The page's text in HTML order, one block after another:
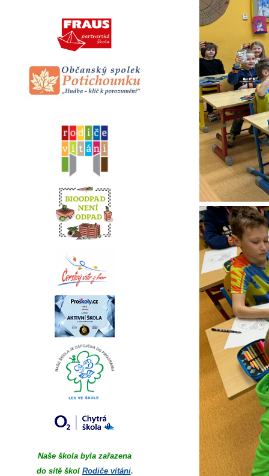
Naše škola byla zařazena
do sítě škol Rodiče vítáni.